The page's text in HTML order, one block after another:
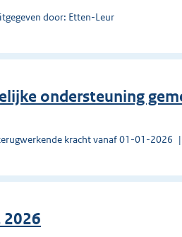
door: Etten-Leur
ondersteuning
kracht vanaf 01-01-2026
2026